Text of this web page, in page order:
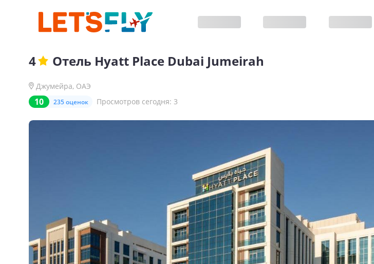
4 Отель Hyatt Place Dubai Jumeirah
Джумейра, ОАЭ
10 235 оценок Просмотров сегодня: 3